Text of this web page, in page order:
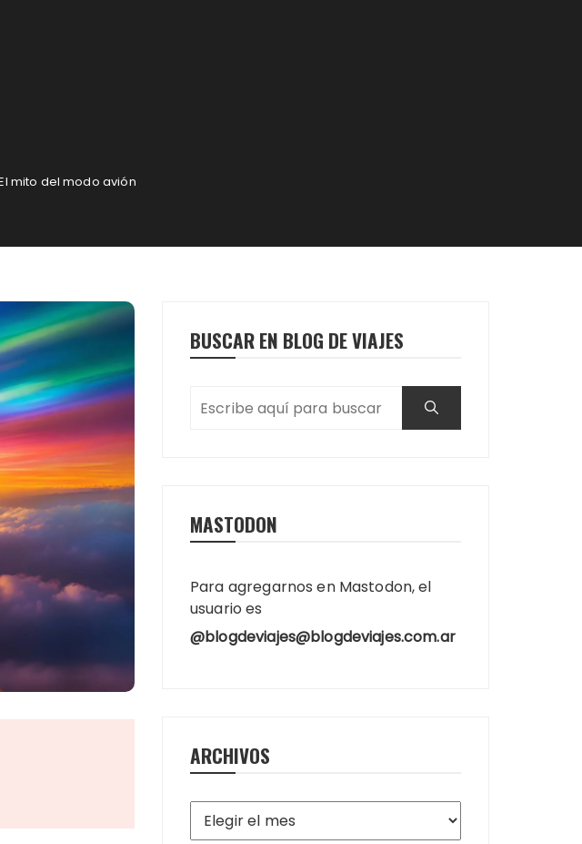
mito del modo avión
BUSCAR EN BLOG DE VIAJES
MASTODON
Para agregarnos en Mastodon, el
usuario es
@blogdeviajes@blogdeviajes.com.ar
ARCHIVOS
Archivos